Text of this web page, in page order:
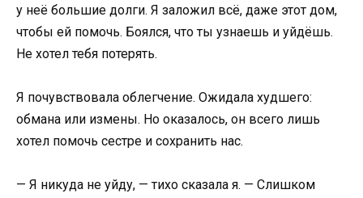
у неё большие долги. Я заложил всё, даже этот дом,
чтобы ей помочь. Боялся, что ты узнаешь и уйдёшь.
Не хотел тебя потерять.
Я почувствовала облегчение. Ожидала худшего:
обмана или измены. Но оказалось, он всего лишь
хотел помочь сестре и сохранить нас.
— Я никуда не уйду, — тихо сказала я. — Слишком